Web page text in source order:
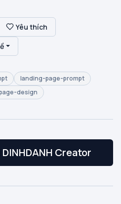
Yêu thích
landing-page-prompt
design
Creator